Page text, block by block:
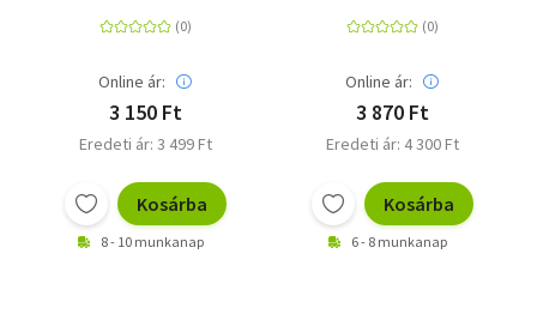
Online ár:
3 150 Ft
Eredeti ár: 3 499 Ft
Kosárba
8 - 10 munkanap
Online ár:
3 870 Ft
Eredeti ár: 4 300 Ft
Kosárba
6 - 8 munkanap